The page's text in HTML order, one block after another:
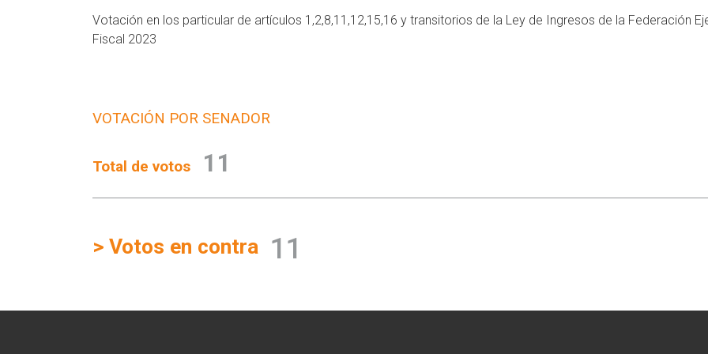
Votación en los particular de artículos 1,2,8,11,12,15,16 y transitorios de la Ley de Ingresos de la Federación
Fiscal 2023
VOTACIÓN POR SENADOR
Total de votos 11
> Votos en contra 11